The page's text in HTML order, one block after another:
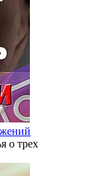
о трех